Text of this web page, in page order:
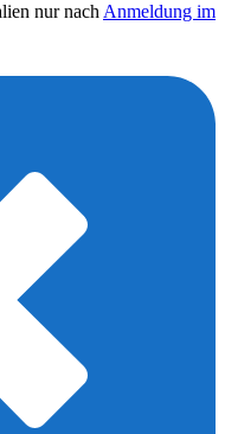
nur nach Anmeldung im